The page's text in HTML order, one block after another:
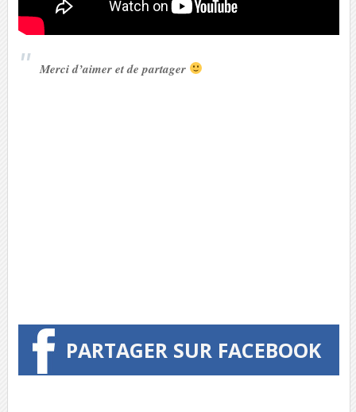
Merci d’aimer et de partager
PARTAGER SUR FACEBOOK